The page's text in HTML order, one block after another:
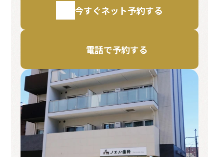
今すぐネット予約する
電話で予約する